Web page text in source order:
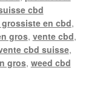
cbd
en cbd,
gros, vente cbd,
cbd suisse,
gros, weed cbd